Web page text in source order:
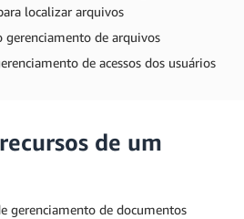
localizar arquivos
gerenciamento de arquivos
de acessos dos usuários
de um
gerenciamento de documentos